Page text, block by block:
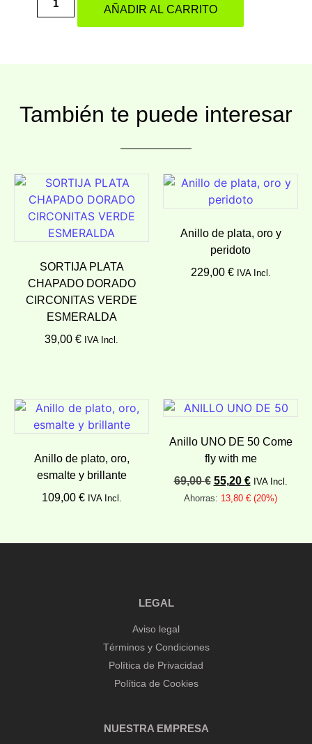
AÑADIR AL CARRITO
También te puede interesar
SORTIJA PLATA
CHAPADO DORADO
CIRCONITAS VERDE
ESMERALDA
39,00 € IVA Incl.
Anillo de plata, oro y
peridoto
229,00 € IVA Incl.
Anillo de plato, oro,
esmalte y brillante
109,00 € IVA Incl.
Anillo UNO DE 50 Come
fly with me
69,00€ 55,20 € IVA Incl.
Ahorras: 13,80 € (20%)
LEGAL
Aviso legal
Términos y Condiciones
Política de Privacidad
Política de Cookies
NUESTRA EMPRESA